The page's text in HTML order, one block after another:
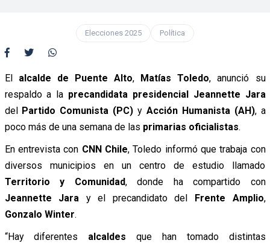
Elecciones 2025 Política
El alcalde de Puente Alto, Matías Toledo, anunció su
respaldo a la precandidata presidencial Jeannette Jara
del Partido Comunista (PC) y Acción Humanista (AH), a
poco más de una semana de las primarias oficialistas.
En entrevista con CNN Chile, Toledo informó que trabaja con
diversos municipios en un centro de estudio llamado
Territorio y Comunidad, donde ha compartido con
Jeannette Jara y el precandidato del Frente Amplio,
Gonzalo Winter.
“Hay diferentes alcaldes que han tomado distintas